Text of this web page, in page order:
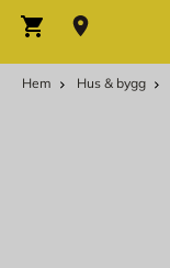
Varukorg
Hem Hus & bygg